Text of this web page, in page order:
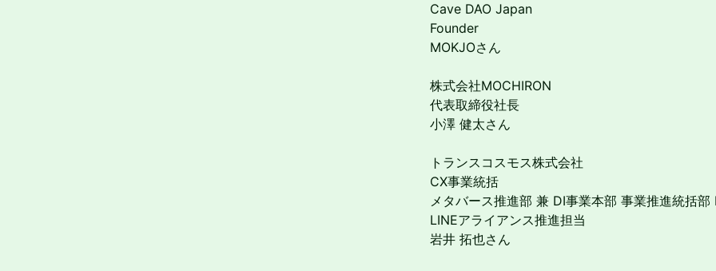
Cave DAO Japan
Founder
MOKJOさん
株式会社MOCHIRON
代表取締役社長
小澤 健太さん
トランスコスモス株式会社
CX事業統括
メタバース推進部 兼 DI事業本部 事業推進統括
LINEアライアンス推進担当
岩井 拓也さん